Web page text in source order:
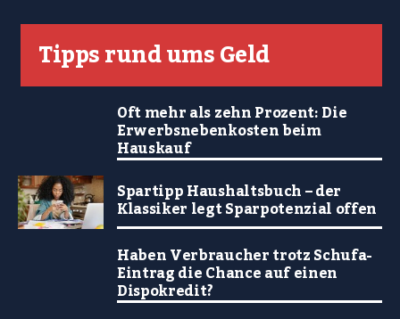
Tipps rund ums Geld
Oft mehr als zehn Prozent: Die
Erwerbsnebenkosten beim
Hauskauf
Spartipp Haushaltsbuch – der
Klassiker legt Sparpotenzial offen
Haben Verbraucher trotz Schufa-
Eintrag die Chance auf einen
Dispokredit?